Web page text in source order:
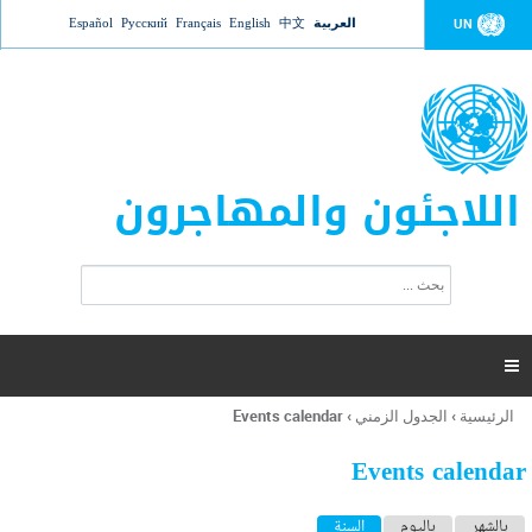
Jump to navigation UN العربية 中文
English
Français
Русский
Español
اللاجئون والمهاجرون
ت
ر
ل
ح
ب

أنت
هنا
الرئيسية › الجدول الزمني ›
Events calendar
Events calendar